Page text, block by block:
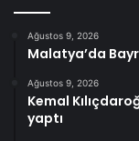
Ağustos 9, 2026
Malatya’da
Ağustos 9, 2026
Kemal
yaptı